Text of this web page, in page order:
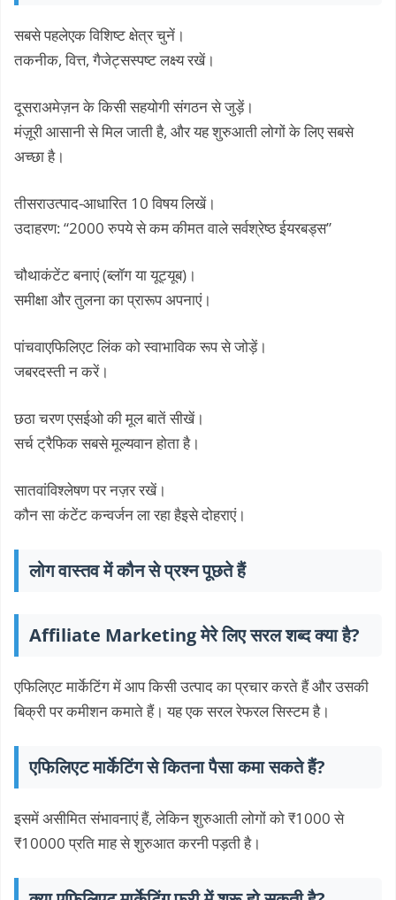
सबसे पहलेएक विशिष्ट क्षेत्र चुनें।
तकनीक, वित्त, गैजेट्सस्पष्ट लक्ष्य रखें।
दूसराअमेज़न के किसी सहयोगी संगठन से जुड़ें।
मंज़ूरी आसानी से मिल जाती है, और यह शुरुआती लोगों के लिए सबसे
अच्छा है।
तीसराउत्पाद-आधारित 10 विषय लिखें।
उदाहरण: “2000 रुपये से कम कीमत वाले सर्वश्रेष्ठ ईयरबड्स”
चौथाकंटेंट बनाएं (ब्लॉग या यूट्यूब)।
समीक्षा और तुलना का प्रारूप अपनाएं।
पांचवाएफिलिएट लिंक को स्वाभाविक रूप से जोड़ें।
जबरदस्ती न करें।
छठा चरण एसईओ की मूल बातें सीखें।
सर्च ट्रैफिक सबसे मूल्यवान होता है।
सातवांविश्लेषण पर नज़र रखें।
कौन सा कंटेंट कन्वर्जन ला रहा हैइसे दोहराएं।
लोग वास्तव में कौन से प्रश्न पूछते हैं
Affiliate Marketing मेरे लिए सरल शब्द क्या है?
एफिलिएट मार्केटिंग में आप किसी उत्पाद का प्रचार करते हैं और उसकी
बिक्री पर कमीशन कमाते हैं। यह एक सरल रेफरल सिस्टम है।
एफिलिएट मार्केटिंग से कितना पैसा कमा सकते हैं?
इसमें असीमित संभावनाएं हैं, लेकिन शुरुआती लोगों को ₹1000 से
₹10000 प्रति माह से शुरुआत करनी पड़ती है।